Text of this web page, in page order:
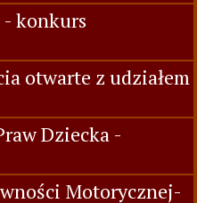
- konkurs
otwarte z udziałem
Dziecka -
Motorycznej-